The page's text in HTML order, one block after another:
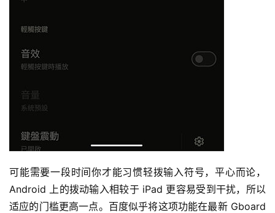
可能需要一段时间你才能习惯轻拨输入符号，平心而论，
Android 上的拨动输入相较于 iPad 更容易受到干扰，所以
适应的门槛更高一点。百度似乎将这项功能在最新 Gboard